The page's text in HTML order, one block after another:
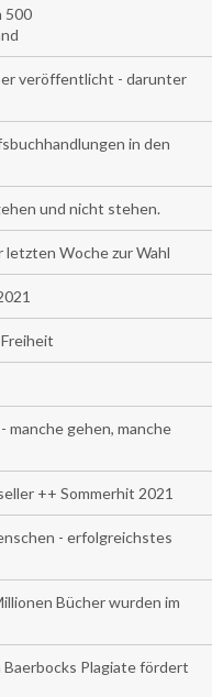
500
veröffentlicht - darunter
in den
und nicht stehen.
Woche zur Wahl
gehen, manche
++ Sommerhit 2021
- erfolgreichstes
Bücher wurden im
Plagiate fördert